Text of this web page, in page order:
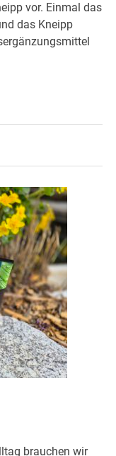
vor. Einmal das
das Kneipp
brauchen wir